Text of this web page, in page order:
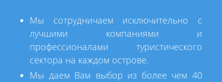
Мы сотрудничаем исключительно с
лучшими компаниями и
профессионалами туристического
сектора на каждом острове.
Мы даем Вам выбор из более чем 40